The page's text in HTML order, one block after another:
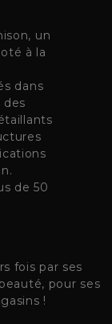
un
à la
dans
des
de 50
fois par ses
pour ses
!